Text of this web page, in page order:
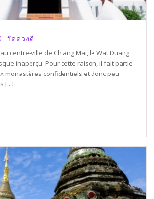
วัดดวงดี
centre-ville de Chiang Mai, le Wat Duang
inaperçu. Pour cette raison, il fait partie
monastères confidentiels et donc peu
[...]